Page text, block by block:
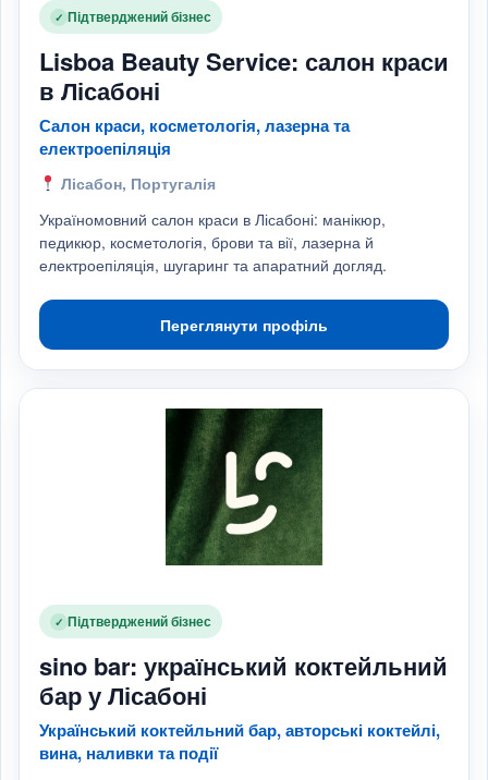
✓ Підтверджений бізнес
Lisboa Beauty Service: салон краси
в Лісабоні
Салон краси, косметологія, лазерна та
електроепіляція
Лісабон, Португалія
Україномовний салон краси в Лісабоні: манікюр,
педикюр, косметологія, брови та вії, лазерна й
електроепіляція, шугаринг та апаратний догляд.
Переглянути профіль
✓ Підтверджений бізнес
sino bar: український коктейльний
бар у Лісабоні
Український коктейльний бар, авторські коктейлі,
вина, наливки та події